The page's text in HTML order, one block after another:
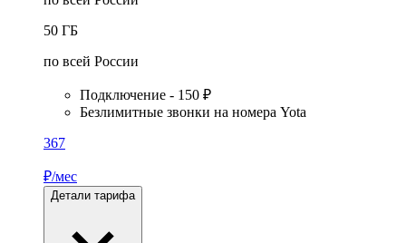
50 ГБ
по всей России
Подключение - 150 ₽
Безлимитные звонки на номера Yota
367
₽/мес
Детали тарифа